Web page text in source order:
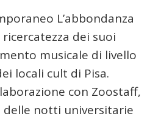
L’abbondanza
dei suoi
musicale di livello
locali cult di Pisa.
con Zoostaff,
notti universitarie